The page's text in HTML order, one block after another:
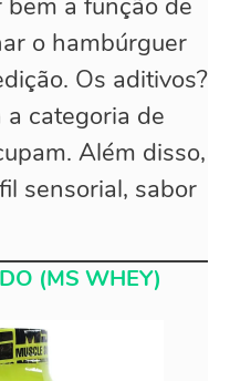
o hambúrguer
Os aditivos?
a categoria de
Além disso,
sensorial, sabor
(MS WHEY)